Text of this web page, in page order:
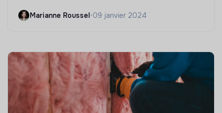
Marianne Roussel•09 janvier 2024